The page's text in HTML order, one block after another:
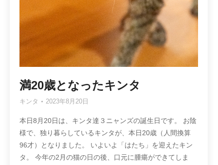
満20歳となったキンタ
キンタ 2023年8月20日
本日8月20日は、キンタ達３ニャンズの誕生日です。 お陰
様で、独り暮らしているキンタが、本日20歳（人間換算
96才）となりました。 いよいよ「はたち」を迎えたキン
タ。 今年の2月の猫の日の後、口元に腫瘍ができてしま